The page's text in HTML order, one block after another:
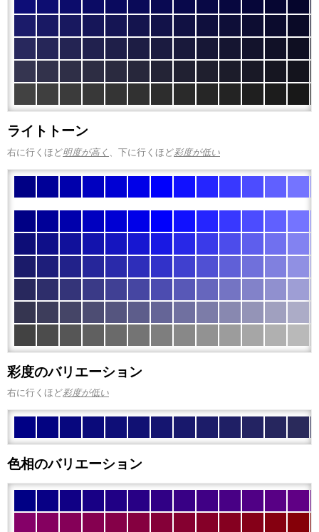
ライトトーン
右に行くほど明度が高く 、下に行くほど彩度が低い
彩度のバリエーション
右に行くほど彩度が低い
色相のバリエーション